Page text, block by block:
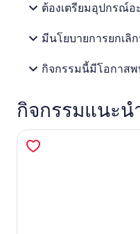
ต้องเตรียมอุปกรณ์อ
มีนโยบายการยกเลิ
กิจกรรมนี้มีโอกาส
กิจกรรมแนะน